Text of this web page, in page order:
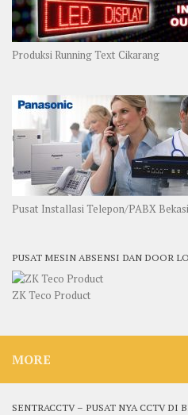
Produksi Running Text Cikarang
Pusat Installasi Telepon/PABX Bekasi
PUSAT MESIN ABSENSI DAN DOOR
ZK Teco Product
MORE
SENTRACCTV – PUSAT NYA CCTV DI